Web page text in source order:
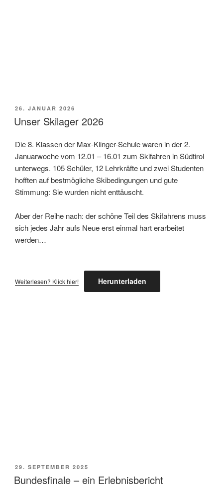
VERÖFFENTLICHT
AM
26. JANUAR 2026
Unser Skilager 2026
Die 8. Klassen der Max-Klinger-Schule waren in der 2.
Januarwoche vom 12.01 – 16.01 zum Skifahren in Südtirol
unterwegs. 105 Schüler, 12 Lehrkräfte und zwei Studenten
hofften auf bestmögliche Skibedingungen und gute
Stimmung: Sie wurden nicht enttäuscht.
Aber der Reihe nach: der schöne Teil des Skifahrens muss
sich jedes Jahr aufs Neue erst einmal hart erarbeitet
werden…
Weiterlesen? Klick hier! Herunterladen
VERÖFFENTLICHT
AM
29. SEPTEMBER 2025
Bundesfinale – ein Erlebnisbericht